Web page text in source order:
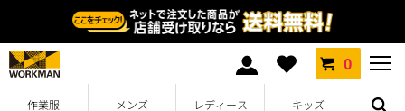
0
作業服 メンズ レディース キッズ